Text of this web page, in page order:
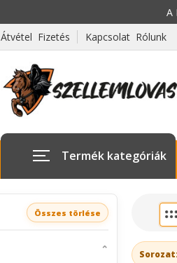
A
Átvétel Fizetés
Kapcsolat Rólunk
Termék kategóriák
Összes törlése